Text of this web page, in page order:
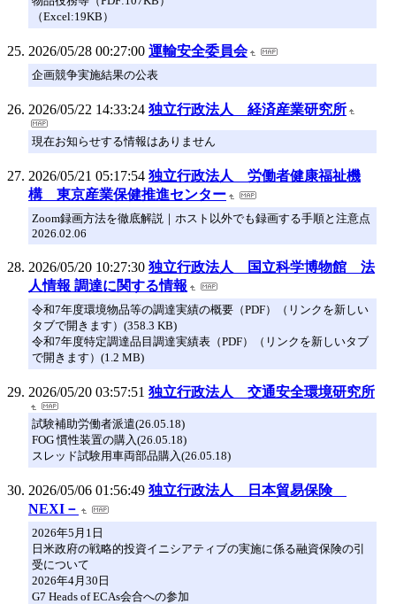
（Excel:19KB）
2026/05/28 00:27:00 運輸安全委員会
企画競争実施結果の公表
2026/05/22 14:33:24 独立行政法人 経済産業研究所
現在お知らせする情報はありません
2026/05/21 05:17:54 独立行政法人 労働者健康福祉機
構 東京産業保健推進センター
Zoom録画方法を徹底解説｜ホスト以外でも録画する手順と注意点
2026.02.06
2026/05/20 10:27:30 独立行政法人 国立科学博物館 法
人情報 調達に関する情報
令和7年度環境物品等の調達実績の概要（PDF）（リンクを新しい
タブで開きます）(358.3 KB)
令和7年度特定調達品目調達実績表（PDF）（リンクを新しいタブ
で開きます）(1.2 MB)
2026/05/20 03:57:51 独立行政法人 交通安全環境研究所
試験補助労働者派遣(26.05.18)
FOG 慣性装置の購入(26.05.18)
スレッド試験用車両部品購入(26.05.18)
2026/05/06 01:56:49 独立行政法人 日本貿易保険
NEXI－
2026年5月1日
日米政府の戦略的投資イニシアティブの実施に係る融資保険の引
受について
2026年4月30日
G7 Heads of ECAs会合への参加